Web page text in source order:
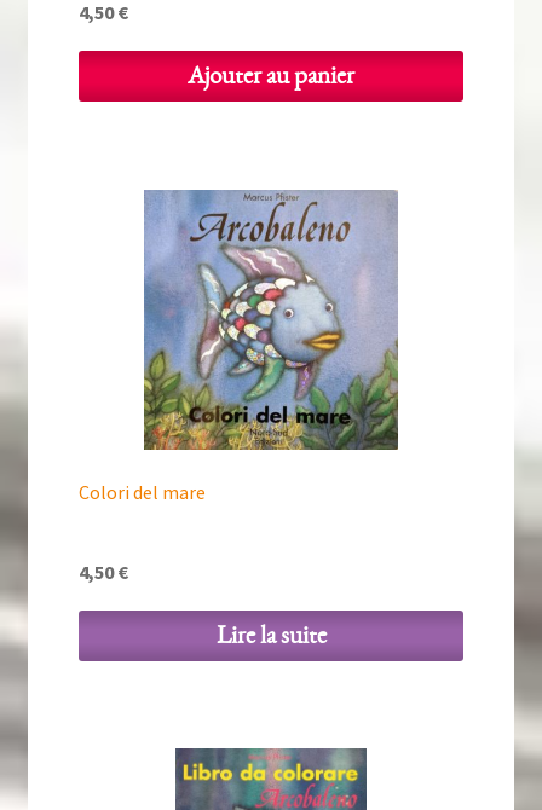
4,50€
Ajouter au panier
Colori del mare
4,50€
Lire la suite